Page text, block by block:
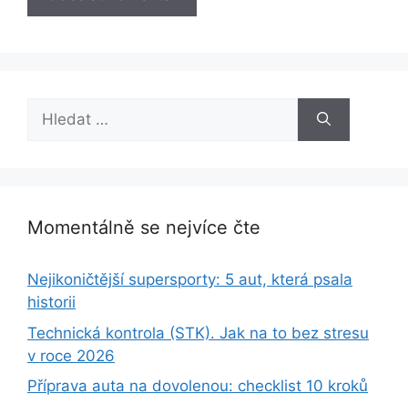
Hledat:
Momentálně se nejvíce čte
Nejikoničtější supersporty: 5 aut, která psala
historii
Technická kontrola (STK). Jak na to bez stresu
v roce 2026
Příprava auta na dovolenou: checklist 10 kroků